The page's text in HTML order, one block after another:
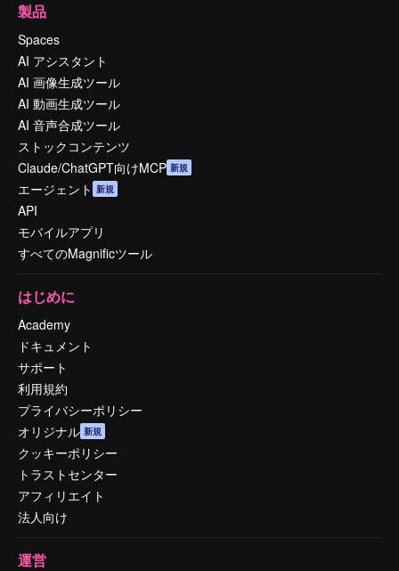
製品
Spaces
AI アシスタント
AI 画像生成ツール
AI 動画生成ツール
AI 音声合成ツール
ストックコンテンツ
Claude/ChatGPT向けMCP 新規
エージェント 新規
API
モバイルアプリ
すべてのMagnificツール
はじめに
Academy
ドキュメント
サポート
利用規約
プライバシーポリシー
オリジナル 新規
クッキーポリシー
トラストセンター
アフィリエイト
法人向け
運営